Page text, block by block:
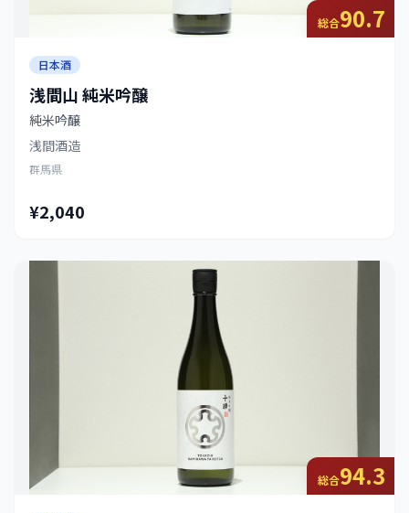
総合90.7
日本酒
浅間山 純米吟醸
純米吟醸
浅間酒造
群馬県
¥2,040
総合94.3